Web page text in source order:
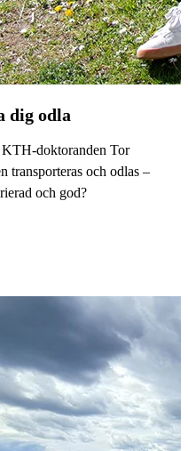
dig odla
doktoranden Tor
transporteras och odlas –
och god?